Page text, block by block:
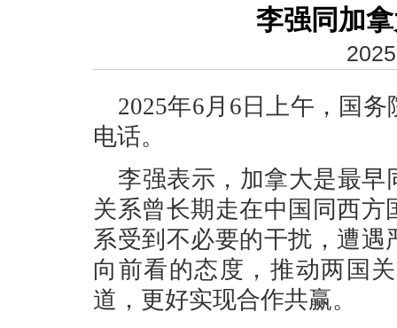
李强同加
2025年6月6日上午，国
电话。
李强表示，加拿大是最
关系曾长期走在中国同西
系受到不必要的干扰，遭
向前看的态度，推动两国
道，更好实现合作共赢。